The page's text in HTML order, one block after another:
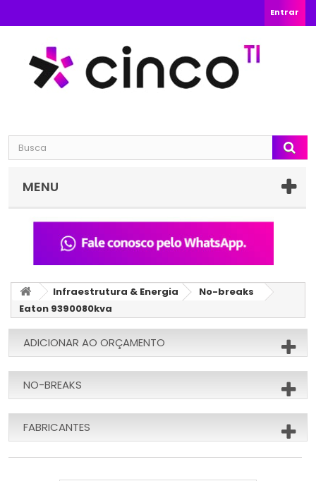
Entrar
MENU
Infraestrutura & Energia
No-breaks
Eaton 9390080kva
ADICIONAR AO ORÇAMENTO
NO-BREAKS
FABRICANTES